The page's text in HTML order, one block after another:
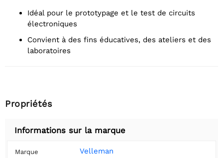
Idéal pour le prototypage et le test de circuits
électroniques
Convient à des fins éducatives, des ateliers et des
laboratoires
Propriétés
Informations sur la marque
Marque Velleman